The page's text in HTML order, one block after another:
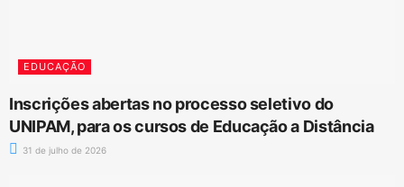
EDUCAÇÃO
Inscrições abertas no processo seletivo do
UNIPAM, para os cursos de Educação a Distância
31 de julho de 2026